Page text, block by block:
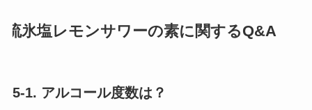
流氷塩レモンサワーの素に関するQ&A
5-1. アルコール度数は？